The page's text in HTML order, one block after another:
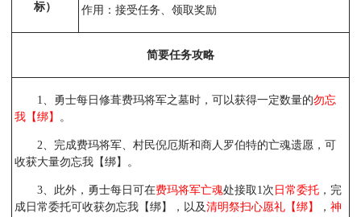
标）
作用：接受任务、领取奖励
简要任务攻略
1、勇士每日修葺费玛将军之墓时，可以获得一定数量的勿忘
我【绑】 。
2、完成费玛将军、村民倪厄斯和商人罗伯特的亡魂遗愿，可
收获大量勿忘我【绑】。
3、此外，勇士每日可在费玛将军亡魂处接取1次 日常委托 ，完
成日常委托可收获勿忘我【绑】，以及清明祭扫心愿礼【绑】 ， 神